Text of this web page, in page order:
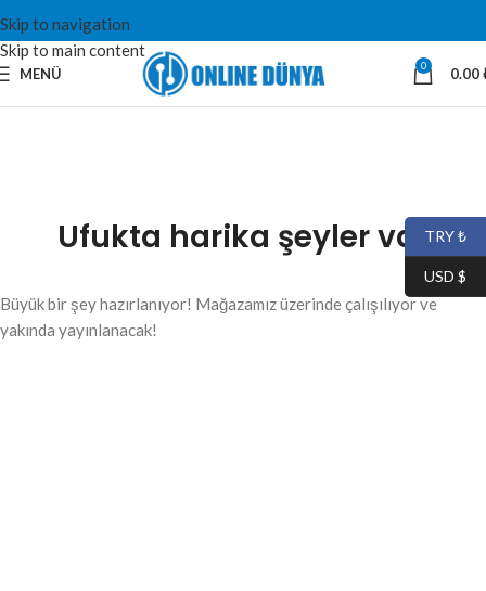
Skip to navigation
Skip to main content
MENÜ 0 0.00
Ufukta harika şeyler var
Büyük bir şey hazırlanıyor! Mağazamız üzerinde çalışılıyor ve
yakında yayınlanacak!
TRY ₺
USD $